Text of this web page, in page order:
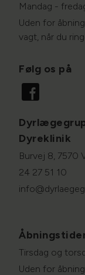
Mandag -
Uden for
vagt, når du
Følg os på
Dyreklinik
Burvej 8, 7570
24 27 51 10
Tirsdag og
Uden for